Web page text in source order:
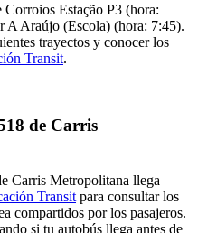
Estação P3 (hora:
A Araújo (Escola) (hora: 7:45).
trayectos y conocer los
Transit.
de Carris
Carris Metropolitana llega
Transit para consultar los
compartidos por los pasajeros.
si tu autobús llega antes de